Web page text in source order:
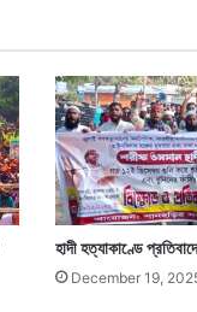
হাদী হত্যাকাণ্ডে
December 19,